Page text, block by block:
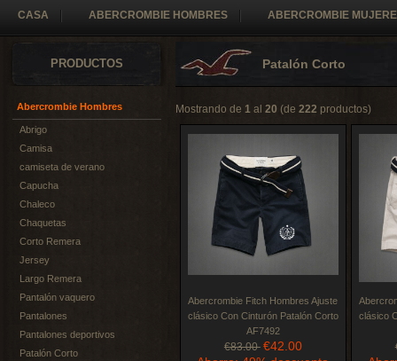
CASA ABERCROMBIE HOMBRES ABERCROMBIE
PRODUCTOS
Abercrombie Hombres
Abrigo
Camisa
camiseta de verano
Capucha
Chaleco
Chaquetas
Corto Remera
Jersey
Largo Remera
Pantalón vaquero
Pantalones
Pantalones deportivos
Patalón Corto
Patalón Corto
Mostrando de 1 al 20 (de 222 productos)
Abercrombie Fitch Hombres Ajuste
clásico Con Cinturón Patalón Corto
AF7492
€83.00 €42.00
clásico